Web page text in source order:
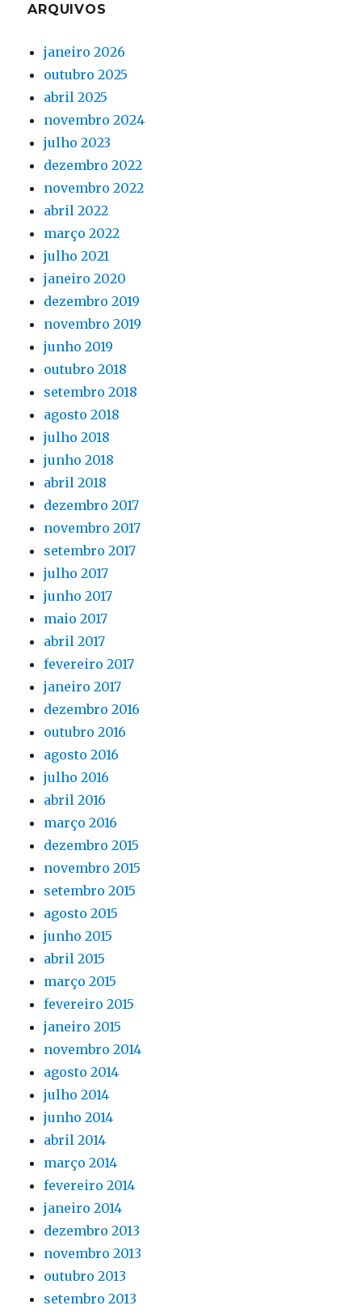
ARQUIVOS
janeiro 2026
outubro 2025
abril 2025
novembro 2024
julho 2023
dezembro 2022
novembro 2022
abril 2022
março 2022
julho 2021
janeiro 2020
dezembro 2019
novembro 2019
junho 2019
outubro 2018
setembro 2018
agosto 2018
julho 2018
junho 2018
abril 2018
dezembro 2017
novembro 2017
setembro 2017
julho 2017
junho 2017
maio 2017
abril 2017
fevereiro 2017
janeiro 2017
dezembro 2016
outubro 2016
agosto 2016
julho 2016
abril 2016
março 2016
dezembro 2015
novembro 2015
setembro 2015
agosto 2015
junho 2015
abril 2015
março 2015
fevereiro 2015
janeiro 2015
novembro 2014
agosto 2014
julho 2014
junho 2014
abril 2014
março 2014
fevereiro 2014
janeiro 2014
dezembro 2013
novembro 2013
outubro 2013
setembro 2013